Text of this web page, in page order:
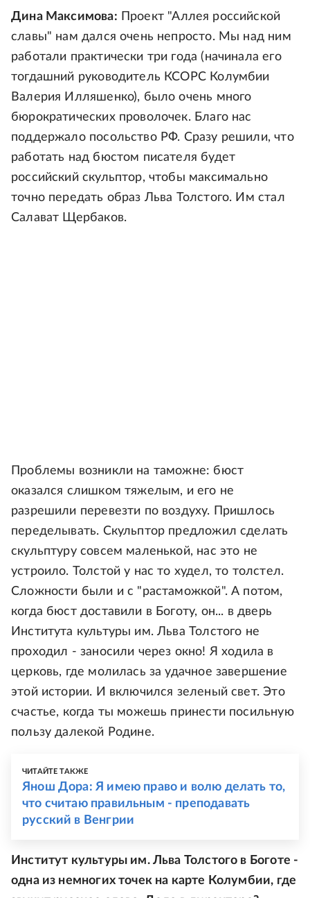
Дина Максимова: Проект "Аллея российской
славы" нам дался очень непросто. Мы над ним
работали практически три года (начинала его
тогдашний руководитель КСОРС Колумбии
Валерия Илляшенко), было очень много
бюрократических проволочек. Благо нас
поддержало посольство РФ. Сразу решили, что
работать над бюстом писателя будет
российский скульптор, чтобы максимально
точно передать образ Льва Толстого. Им стал
Салават Щербаков.
Проблемы возникли на таможне: бюст
оказался слишком тяжелым, и его не
разрешили перевезти по воздуху. Пришлось
переделывать. Скульптор предложил сделать
скульптуру совсем маленькой, нас это не
устроило. Толстой у нас то худел, то толстел.
Сложности были и с "растаможкой". А потом,
когда бюст доставили в Боготу, он... в дверь
Института культуры им. Льва Толстого не
проходил - заносили через окно! Я ходила в
церковь, где молилась за удачное завершение
этой истории. И включился зеленый свет. Это
счастье, когда ты можешь принести посильную
пользу далекой Родине.
ЧИТАЙТЕ ТАКЖЕ
Янош Дора: Я имею право и волю делать то,
что считаю правильным - преподавать
русский в Венгрии
Институт культуры им. Льва Толстого в Боготе -
одна из немногих точек на карте Колумбии, где